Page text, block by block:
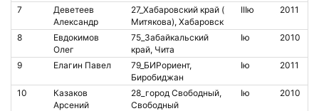
7
Деветеев
Александр
27_Хабаровский край (
Митякова), Хабаровск
IIIю 2011
8
Евдокимов
Олег
75_Забайкальский
край, Чита
Iю 2010
9 Елагин Павел
79_БИРориент,
Биробиджан
Iю 2011
10
Казаков
Арсений
28_город Свободный,
Свободный
Iю 2010